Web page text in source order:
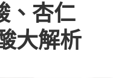
、杏仁
大解析